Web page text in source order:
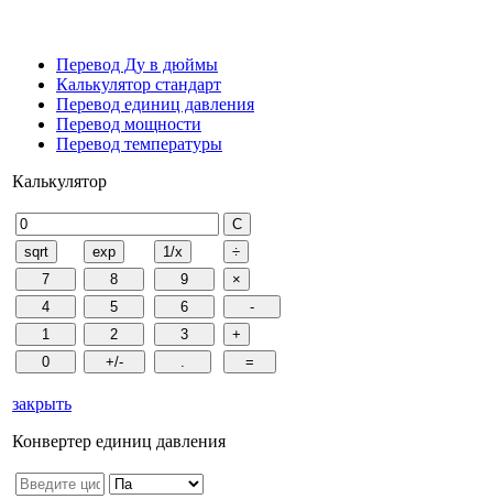
Перевод Ду в дюймы
Калькулятор стандарт
Перевод единиц давления
Перевод мощности
Перевод температуры
Калькулятор
закрыть
Конвертер единиц давления